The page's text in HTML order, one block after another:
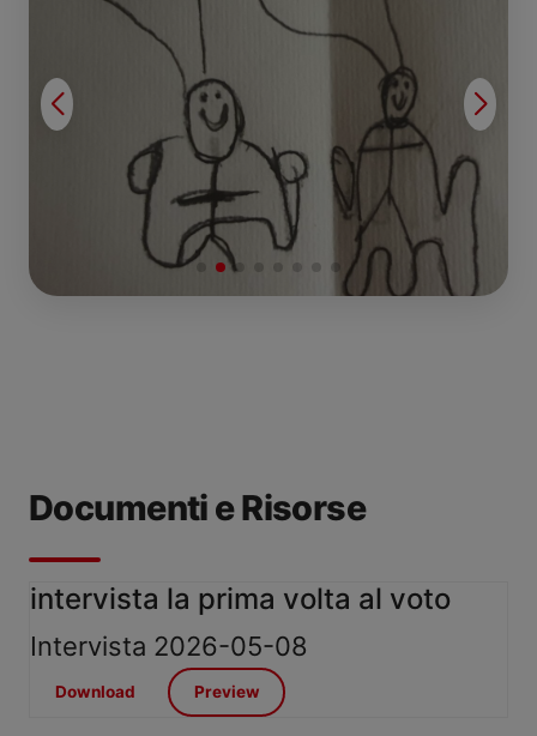
Documenti e Risorse
intervista la prima volta al voto
Intervista 2026-05-08
Download Preview